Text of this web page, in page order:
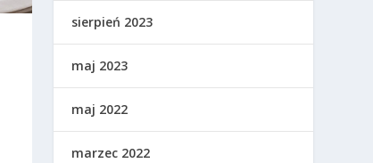
sierpień 2023
maj 2023
maj 2022
marzec 2022